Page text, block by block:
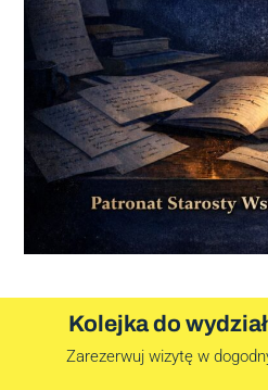
Kolejka do
Zarezerwuj wizytę w